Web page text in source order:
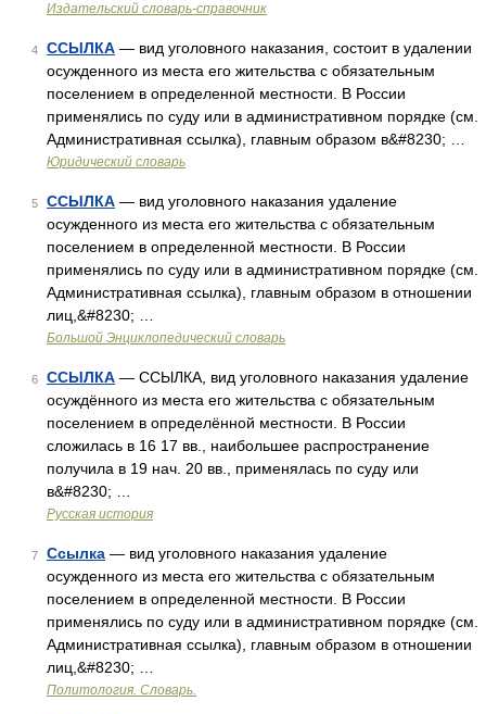
Издательский словарь-справочник
4 ССЫЛКА — вид уголовного наказания, состоит в удалении
осужденного из места его жительства с обязательным
поселением в определенной местности. В России
применялись по суду или в административном порядке (см.
Административная ссылка), главным образом в&#8230; …
Юридический словарь
5 ССЫЛКА — вид уголовного наказания удаление
осужденного из места его жительства с обязательным
поселением в определенной местности. В России
применялись по суду или в административном порядке (см.
Административная ссылка), главным образом в отношении
лиц,&#8230; …
Большой Энциклопедический словарь
6 ССЫЛКА — ССЫЛКА, вид уголовного наказания удаление
осуждённого из места его жительства с обязательным
поселением в определённой местности. В России
сложилась в 16 17 вв., наибольшее распространение
получила в 19 нач. 20 вв., применялась по суду или
в&#8230; …
Русская история
7 Ссылка — вид уголовного наказания удаление
осужденного из места его жительства с обязательным
поселением в определенной местности. В России
применялись по суду или в административном порядке (см.
Административная ссылка), главным образом в отношении
лиц,&#8230; …
Политология. Словарь.